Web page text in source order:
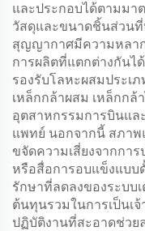
และประกอบได้ตามมา
วัสดุและขนาดชิ้นส่วนที่
สุญญากาศมีความหลา
การผลิตที่แตกต่างกัน
รองรับโลหะผสมประเ
เหล็กกล้าผสม เหล็กก
อุตสาหกรรมการบินแล
แพทย์ นอกจากนี้ สภาพ
ขจัดความเสี่ยงจากกา
หรือสื่อการอบแข็งแบบ
รักษาที่ลดลงของระบบ
ต้นทุนรวมในการเป็นเ
ปฏิบัติงานที่สะอาดช่วย